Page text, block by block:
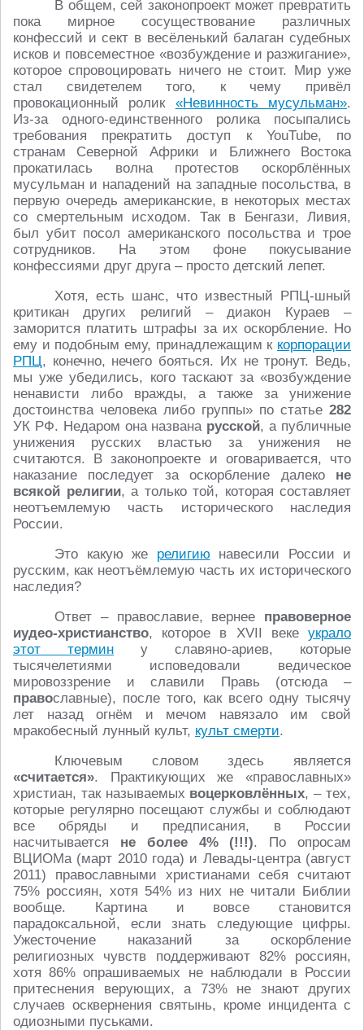
В общем, сей законопроект может превратить
пока мирное сосуществование различных
конфессий и сект в весёленький балаган судебных
исков и повсеместное «возбуждение и разжигание»,
которое спровоцировать ничего не стоит. Мир уже
стал свидетелем того, к чему привёл
провокационный ролик «Невинность мусульман».
Из-за одного-единственного ролика посыпались
требования прекратить доступ к YouTube, по
странам Северной Африки и Ближнего Востока
прокатилась волна протестов оскорблённых
мусульман и нападений на западные посольства, в
первую очередь американские, в некоторых местах
со смертельным исходом. Так в Бенгази, Ливия,
был убит посол американского посольства и трое
сотрудников. На этом фоне покусывание
конфессиями друг друга – просто детский лепет.
Хотя, есть шанс, что известный РПЦ-шный
критикан других религий – диакон Кураев –
заморится платить штрафы за их оскорбление. Но
ему и подобным ему, принадлежащим к корпорации
РПЦ, конечно, нечего бояться. Их не тронут. Ведь,
мы уже убедились, кого таскают за «возбуждение
ненависти либо вражды, а также за унижение
достоинства человека либо группы» по статье 282
УК РФ. Недаром она названа русской, а публичные
унижения русских властью за унижения не
считаются. В законопроекте и оговаривается, что
наказание последует за оскорбление далеко не
всякой религии, а только той, которая составляет
неотъемлемую часть исторического наследия
России.
Это какую же религию навесили России и
русским, как неотъёмлемую часть их исторического
наследия?
Ответ – православие, вернее правоверное
иудео-христианство, которое в XVII веке украло
этот термин у славяно-ариев, которые
тысячелетиями исповедовали ведическое
мировоззрение и славили Правь (отсюда –
православные), после того, как всего одну тысячу
лет назад огнём и мечом навязало им свой
мракобесный лунный культ, культ смерти.
Ключевым словом здесь является
«считается». Практикующих же «православных»
христиан, так называемых воцерковлённых, – тех,
которые регулярно посещают службы и соблюдают
все обряды и предписания, в России
насчитывается не более 4% (!!!). По опросам
ВЦИОМа (март 2010 года) и Левады-центра (август
2011) православными христианами себя считают
75% россиян, хотя 54% из них не читали Библии
вообще. Картина и вовсе становится
парадоксальной, если знать следующие цифры.
Ужесточение наказаний за оскорбление
религиозных чувств поддерживают 82% россиян,
хотя 86% опрашиваемых не наблюдали в России
притеснения верующих, а 73% не знают других
случаев осквернения святынь, кроме инцидента с
одиозными пуськами.